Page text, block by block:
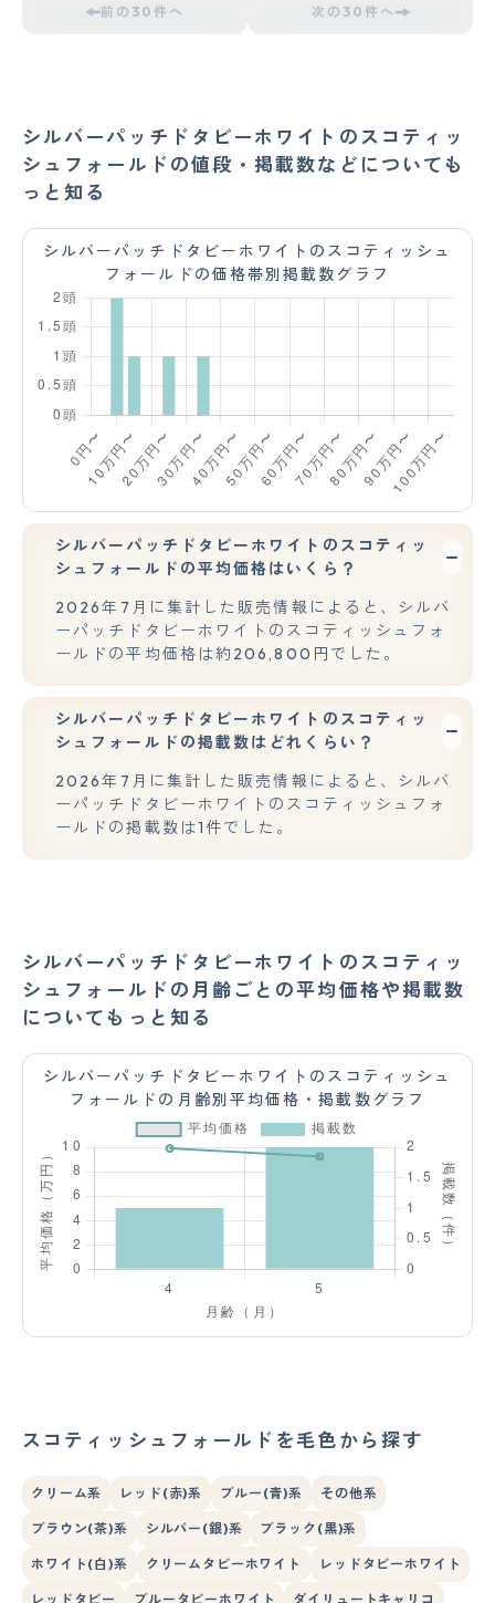
前の30件へ 次の30件へ
シルバーパッチドタビーホワイトのスコティッ
シュフォールドの値段・掲載数などについても
っと知る
シルバーパッチドタビーホワイトのスコティッシュ
フォールドの価格帯別掲載数グラフ
シルバーパッチドタビーホワイトのスコティッ
シュフォールドの平均価格はいくら？
2026年7月に集計した販売情報によると、シルバ
ーパッチドタビーホワイトのスコティッシュフォ
ールドの平均価格は約206,800円でした。
シルバーパッチドタビーホワイトのスコティッ
シュフォールドの掲載数はどれくらい？
2026年7月に集計した販売情報によると、シルバ
ーパッチドタビーホワイトのスコティッシュフォ
ールドの掲載数は1件でした。
シルバーパッチドタビーホワイトのスコティッ
シュフォールドの月齢ごとの平均価格や掲載数
についてもっと知る
シルバーパッチドタビーホワイトのスコティッシュ
フォールドの月齢別平均価格・掲載数グラフ
スコティッシュフォールドを毛色から探す
クリーム系 レッド(赤)系 ブルー(青)系 その他系
ブラウン(茶)系 シルバー(銀)系 ブラック(黒)系
ホワイト(白)系 クリームタビーホワイト レッドタビーホワイト
レッドタビー ブルータビーホワイト ダイリュートキャリコ